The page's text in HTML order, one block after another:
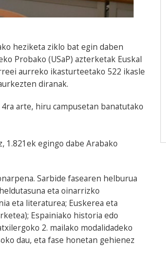
heziketa ziklo bat egin daben
Probako (USaP) azterketak Euskal
aurreko ikasturteetako 522 ikasle
diranak.
arte, hiru campusetan banatutako
1.821ek egingo dabe Arabako
Sarbide fasearen helburua
eta oinarrizko
eta literaturea; Euskerea eta
Espainiako historia edo
2. mailako modalidadeko
dau, eta fase honetan gehienez